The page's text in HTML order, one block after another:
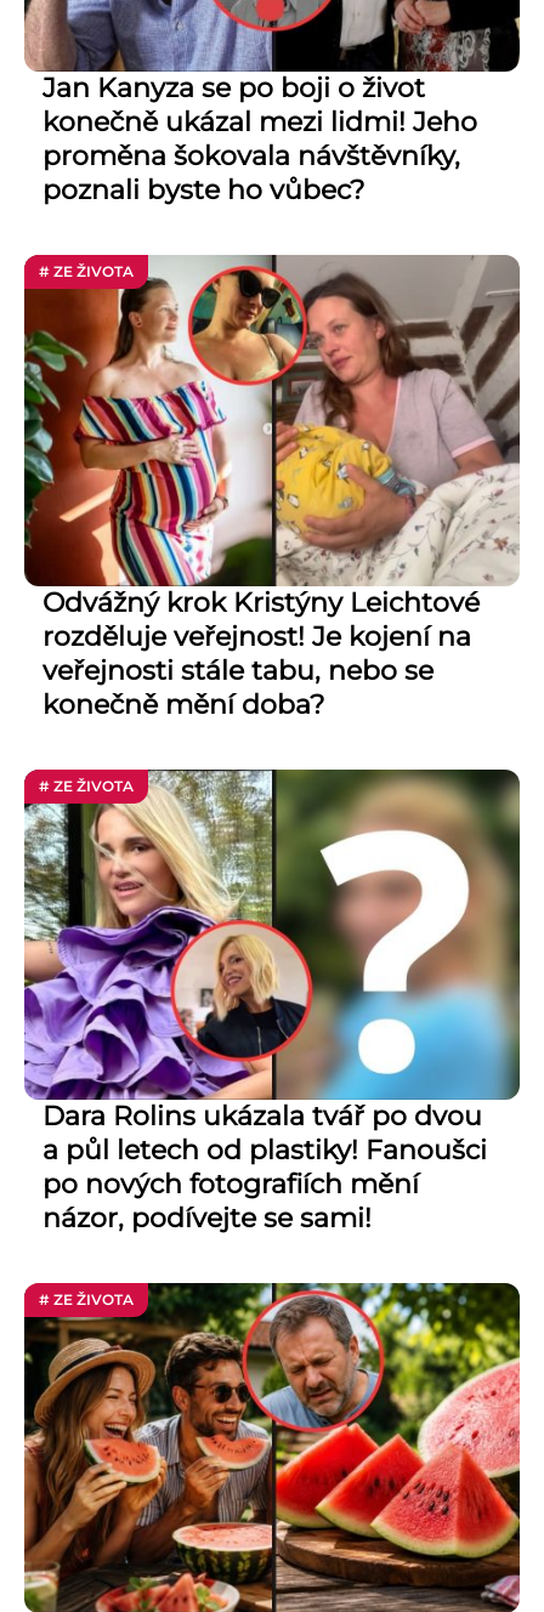
Jan Kanyza se po boji o život
konečně ukázal mezi lidmi! Jeho
proměna šokovala návštěvníky,
poznali byste ho vůbec?
# ZE ŽIVOTA
Odvážný krok Kristýny Leichtové
rozděluje veřejnost! Je kojení na
veřejnosti stále tabu, nebo se
konečně mění doba?
# ZE ŽIVOTA
Dara Rolins ukázala tvář po dvou
a půl letech od plastiky! Fanoušci
po nových fotografiích mění
názor, podívejte se sami!
# ZE ŽIVOTA